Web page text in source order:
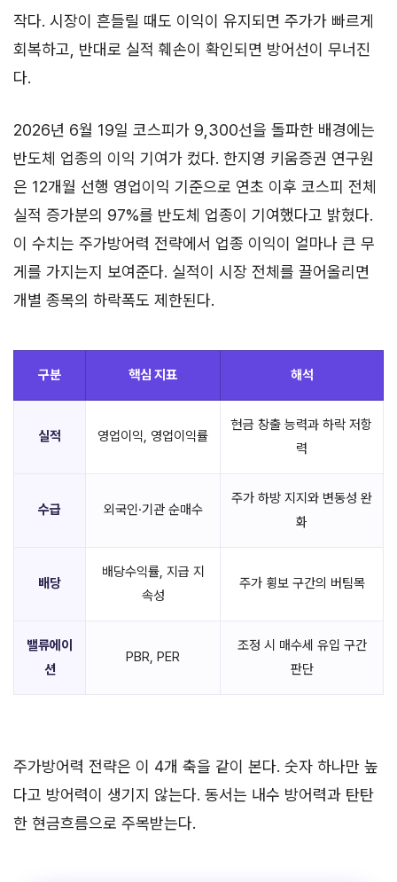
작다. 시장이 흔들릴 때도 이익이 유지되면 주가가 빠르게
회복하고, 반대로 실적 훼손이 확인되면 방어선이 무너진
다.
2026년 6월 19일 코스피가 9,300선을 돌파한 배경에는
반도체 업종의 이익 기여가 컸다. 한지영 키움증권 연구원
은 12개월 선행 영업이익 기준으로 연초 이후 코스피 전체
실적 증가분의 97%를 반도체 업종이 기여했다고 밝혔다.
이 수치는 주가방어력 전략에서 업종 이익이 얼마나 큰 무
게를 가지는지 보여준다. 실적이 시장 전체를 끌어올리면
개별 종목의 하락폭도 제한된다.
구분 핵심 지표 해석
실적 영업이익, 영업이익률
현금 창출 능력과 하락 저항
력
수급 외국인·기관 순매수
주가 하방 지지와 변동성 완
화
배당
배당수익률, 지급 지
속성
주가 횡보 구간의 버팀목
밸류에이
션
PBR, PER
조정 시 매수세 유입 구간
판단
주가방어력 전략은 이 4개 축을 같이 본다. 숫자 하나만 높
다고 방어력이 생기지 않는다. 동서는 내수 방어력과 탄탄
한 현금흐름으로 주목받는다.